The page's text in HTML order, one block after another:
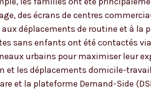
des écrans de centres
déplacements de routine et à la
sans enfants ont été contactés
urbains pour maximiser leur
et les déplacements domicile-
et la plateforme Demand-Side